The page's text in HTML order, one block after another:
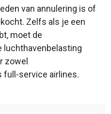
van annulering is of
Zelfs als je een
moet de
luchthavenbelasting
zowel
full-service airlines.